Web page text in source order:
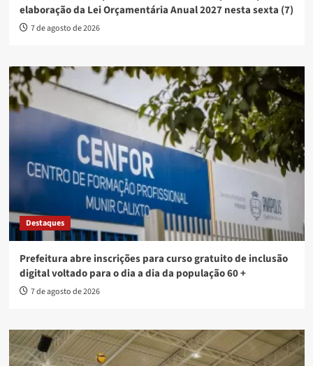
elaboração da Lei Orçamentária Anual 2027 nesta sexta (7)
7 de agosto de 2026
Destaques
Prefeitura abre inscrições para curso gratuito de inclusão
digital voltado para o dia a dia da população 60 +
7 de agosto de 2026